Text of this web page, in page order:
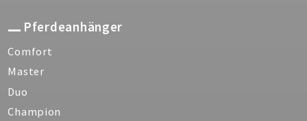
Pferdeanhänger
Comfort
Master
Duo
Champion